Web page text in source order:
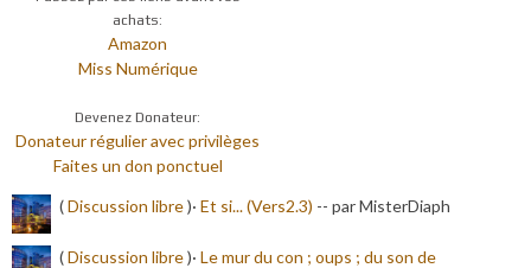
achats:
Amazon
Miss Numérique
Devenez Donateur:
Donateur régulier avec privilèges
Faites un don ponctuel
(Discussion libre)· Et si... (Vers2.3) -- par MisterDiaph
(Discussion libre)· Le mur du con ; oups ; du son de